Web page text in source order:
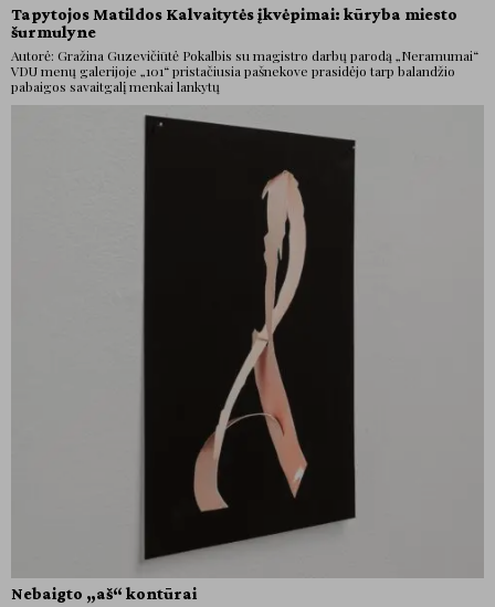
Tapytojos Matildos Kalvaitytės įkvėpimai: kūryba miesto
šurmulyne
Autorė: Gražina Guzevičiūtė Pokalbis su magistro darbų parodą „Neramumai“
VDU menų galerijoje „101“ pristačiusia pašnekove prasidėjo tarp balandžio
pabaigos savaitgalį menkai lankytų
Nebaigto „aš“ kontūrai